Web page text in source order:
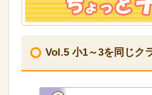
Vol.5 小1～3を同じク